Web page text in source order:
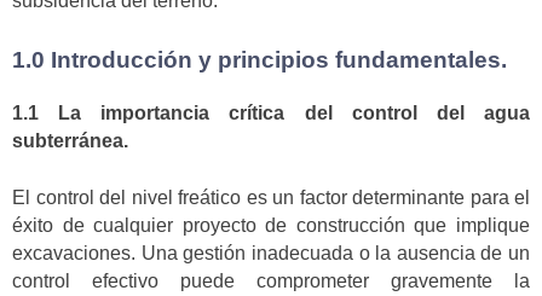
1.0 Introducción y principios fundamentales.
1.1 La importancia crítica del control del agua
subterránea.
El control del nivel freático es un factor determinante para el
éxito de cualquier proyecto de construcción que implique
excavaciones. Una gestión inadecuada o la ausencia de un
control efectivo puede comprometer gravemente la